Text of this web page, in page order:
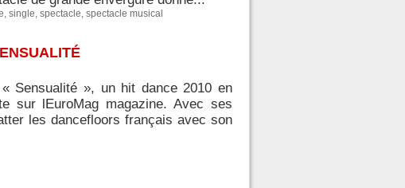
, single, spectacle, spectacle musical
Sensualité », un hit dance 2010 en
sur lEuroMag magazine. Avec ses
les dancefloors français avec son